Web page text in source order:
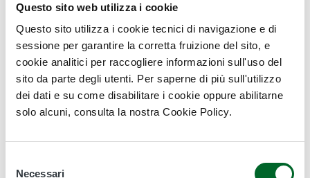
Questo sito web utilizza i cookie
Questo sito utilizza i cookie tecnici di navigazione e di
sessione per garantire la corretta fruizione del sito, e
cookie analitici per raccogliere informazioni sull'uso del
sito da parte degli utenti. Per saperne di più sull'utilizzo
dei dati e su come disabilitare i cookie oppure abilitarne
solo alcuni, consulta la nostra Cookie Policy.
Necessari
progetto e di confronto tra istituzioni, partner di progetto,
stakeholder ed esperti del settore sui temi del trattamento e
del riutilizzo delle acque trattate, della cooperazione
transfrontaliera e dell’economia circolare applicata al ciclo
idrico.
In questo ambizioso progetto di cooperazione, l’agenzia
della risorsa idrica, in linea con il proprio impegno a supporto